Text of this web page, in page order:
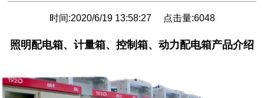
低压开关设备
时间:2020/6/19 13:58:27 点击量:6048
照明配电箱、计量箱、控制箱、动力配电箱产品介绍